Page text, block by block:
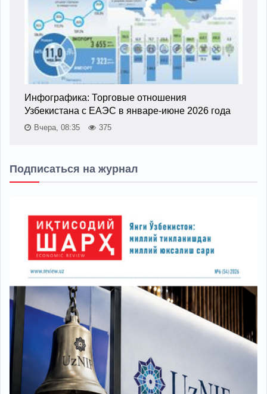
Инфографика: Торговые отношения
Узбекистана с ЕАЭС в январе-июне 2026 года
Вчера, 08:35 375
Подписаться на журнал